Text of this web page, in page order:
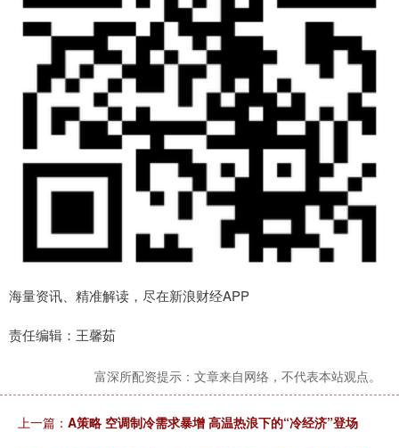
海量资讯、精准解读，尽在新浪财经APP
责任编辑：王馨茹
富深所配资提示：文章来自网络，不代表本站观点。
上一篇： A策略 空调制冷需求暴增 高温热浪下的“冷经济”登场